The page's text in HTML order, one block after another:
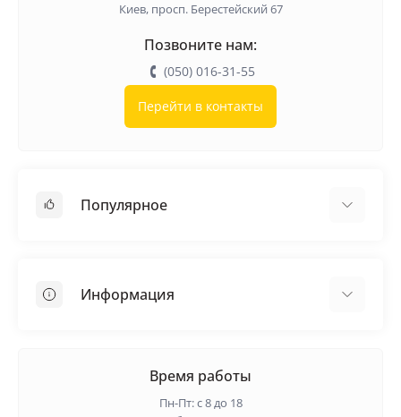
Киев, просп. Берестейский 67
Позвоните нам:
(050) 016-31-55
Перейти в контакты
Популярное
Самовыравнивающая смесь
Информация
Время работы
Пн-Пт: с 8 до 18